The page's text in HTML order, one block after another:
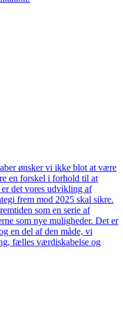
ønsker vi ikke blot at være
en forskel i forhold til at
det vores udvikling af
frem mod 2025 skal sikre.
som en serie af
som nye muligheder. Det er
en del af den måde, vi
fælles værdiskabelse og